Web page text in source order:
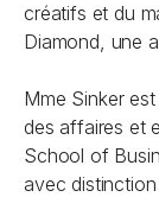
créatifs et du
Diamond, une
Mme Sinker
des affaires et
School of
avec